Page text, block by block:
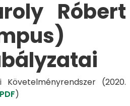
Róbert
Követelményrendszer (2020.
PDF)